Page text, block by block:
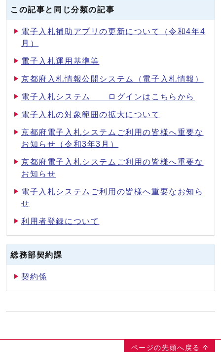
この記事と同じ分類の記事
電子入札補助アプリの更新について（令和4年4
月）
電子入札運用基準等
京都府入札情報公開システム（電子入札情報）
電子入札システム ログインはこちらから
電子入札の対象範囲の拡大について
京都府電子入札システムご利用の皆様へ重要な
お知らせ（令和3年3月）
京都府電子入札システムご利用の皆様へ重要な
お知らせ
電子入札システムご利用の皆様へ重要なお知ら
せ
利用者登録について
総務部契約課
契約係
ページの先頭へ戻る